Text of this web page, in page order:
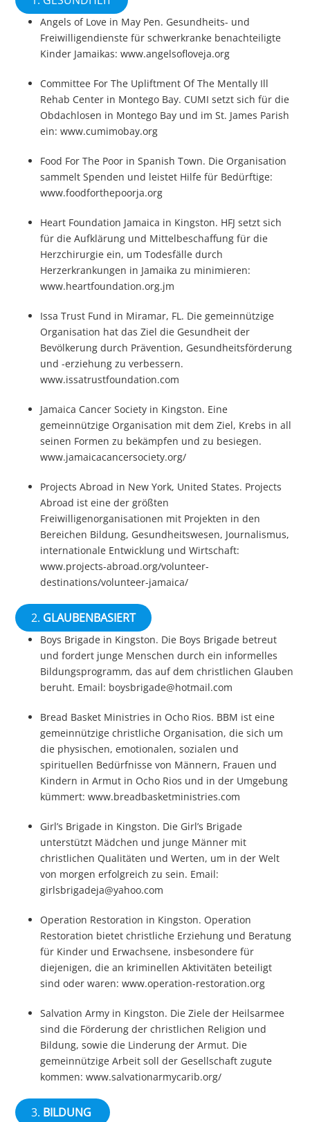
Angels of Love in May Pen. Gesundheits- und
Freiwilligendienste für schwerkranke benachteiligte
Kinder Jamaikas: www.angelsofloveja.org
Committee For The Upliftment Of The Mentally Ill
Rehab Center in Montego Bay. CUMI setzt sich für die
Obdachlosen in Montego Bay und im St. James Parish
ein: www.cumimobay.org
Food For The Poor in Spanish Town. Die Organisation
sammelt Spenden und leistet Hilfe für Bedürftige:
www.foodforthepoorja.org
Heart Foundation Jamaica in Kingston. HFJ setzt sich
für die Aufklärung und Mittelbeschaffung für die
Herzchirurgie ein, um Todesfälle durch
Herzerkrankungen in Jamaika zu minimieren:
www.heartfoundation.org.jm
Issa Trust Fund in Miramar, FL. Die gemeinnützige
Organisation hat das Ziel die Gesundheit der
Bevölkerung durch Prävention, Gesundheitsförderung
und -erziehung zu verbessern.
www.issatrustfoundation.com
Jamaica Cancer Society in Kingston. Eine
gemeinnützige Organisation mit dem Ziel, Krebs in all
seinen Formen zu bekämpfen und zu besiegen.
www.jamaicacancersociety.org/
Projects Abroad in New York, United States. Projects
Abroad ist eine der größten
Freiwilligenorganisationen mit Projekten in den
Bereichen Bildung, Gesundheitswesen, Journalismus,
internationale Entwicklung und Wirtschaft:
www.projects-abroad.org/volunteer-
destinations/volunteer-jamaica/
2. GLAUBENBASIERT
Boys Brigade in Kingston. Die Boys Brigade betreut
und fordert junge Menschen durch ein informelles
Bildungsprogramm, das auf dem christlichen Glauben
beruht. Email: boysbrigade@hotmail.com
Bread Basket Ministries in Ocho Rios. BBM ist eine
gemeinnützige christliche Organisation, die sich um
die physischen, emotionalen, sozialen und
spirituellen Bedürfnisse von Männern, Frauen und
Kindern in Armut in Ocho Rios und in der Umgebung
kümmert: www.breadbasketministries.com
Girl’s Brigade in Kingston. Die Girl’s Brigade
unterstützt Mädchen und junge Männer mit
christlichen Qualitäten und Werten, um in der Welt
von morgen erfolgreich zu sein. Email:
girlsbrigadeja@yahoo.com
Operation Restoration in Kingston. Operation
Restoration bietet christliche Erziehung und Beratung
für Kinder und Erwachsene, insbesondere für
diejenigen, die an kriminellen Aktivitäten beteiligt
sind oder waren: www.operation-restoration.org
Salvation Army in Kingston. Die Ziele der Heilsarmee
sind die Förderung der christlichen Religion und
Bildung, sowie die Linderung der Armut. Die
gemeinnützige Arbeit soll der Gesellschaft zugute
kommen: www.salvationarmycarib.org/
3. BILDUNG